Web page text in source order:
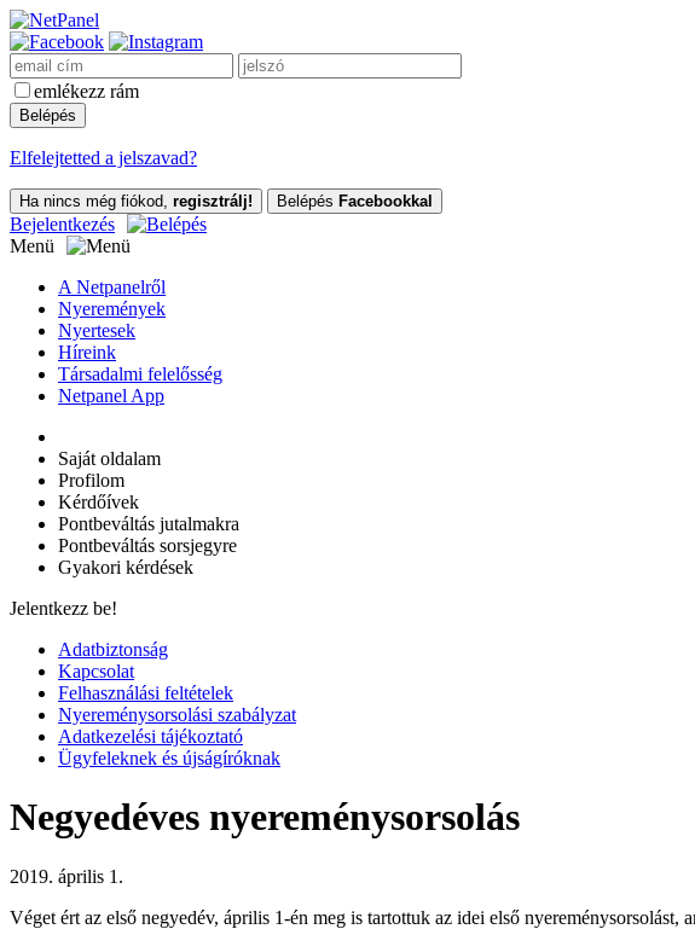
emlékezz rám
Elfelejtetted a jelszavad?
Ha nincs még fiókod, regisztrálj! Belépés Facebookkal
Bejelentkezés
Menü
A Netpanelről
Nyeremények
Nyertesek
Híreink
Társadalmi felelősség
Netpanel App
Saját oldalam
Profilom
Kérdőívek
Pontbeváltás jutalmakra
Pontbeváltás sorsjegyre
Gyakori kérdések
Jelentkezz be!
Adatbiztonság
Kapcsolat
Felhasználási feltételek
Nyereménysorsolási szabályzat
Adatkezelési tájékoztató
Ügyfeleknek és újságíróknak
Negyedéves nyereménysorsolás
2019. április 1.
Véget ért az első negyedév, április 1-én meg is tartottuk az idei első nyereménysorsolást,